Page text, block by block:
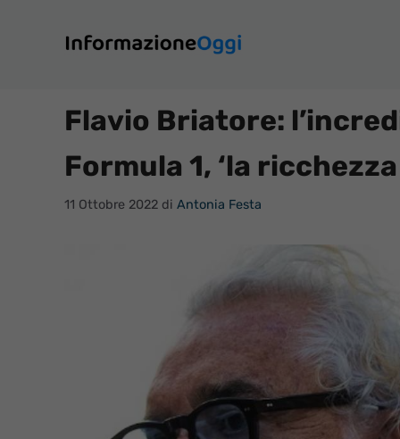
contenuto
Flavio Briatore:
Formula 1, ‘la ricchezza
11 Ottobre 2022 di Antonia Festa